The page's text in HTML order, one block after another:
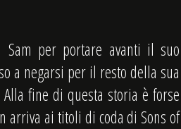
Sam per portare avanti il suo
a negarsi per il resto della sua
fine di questa storia è forse
arriva ai titoli di coda di Sons of